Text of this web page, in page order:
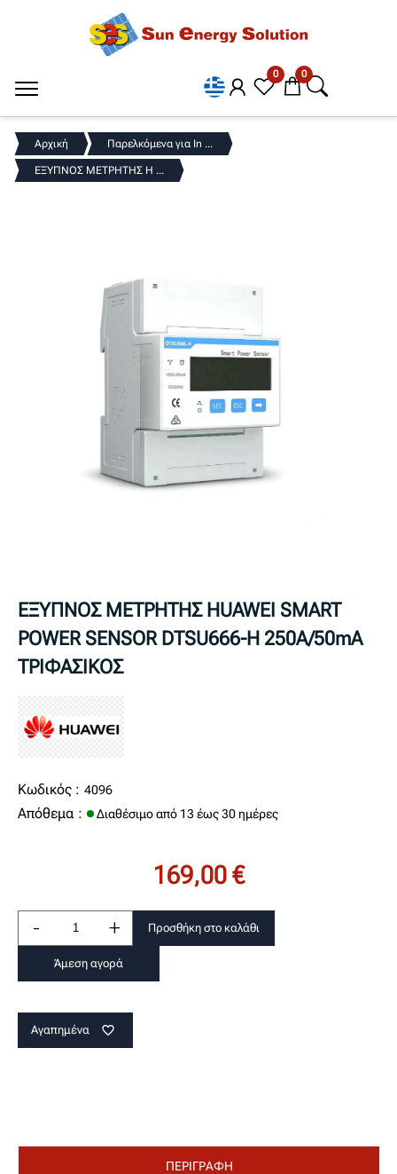
0 0
Αρχική Παρελκόμενα για In ...
ΕΞΥΠΝΟΣ ΜΕΤΡΗΤΗΣ H ...
ΕΞΥΠΝΟΣ ΜΕΤΡΗΤΗΣ HUAWEI SMART
POWER SENSOR DTSU666-H 250A/50mA
ΤΡΙΦΑΣΙΚΟΣ
Κωδικός : 4096
Απόθεμα : Διαθέσιμο από 13 έως 30 ημέρες
169,00 €
- + Προσθήκη στο καλάθι
Άμεση αγορά
Αγαπημένα favorite_border
ΠΕΡΙΓΡΑΦΗ